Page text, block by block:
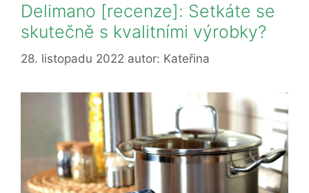
Delimano [recenze]: Setkáte se
skutečně s kvalitními výrobky?
28. listopadu 2022 autor: Kateřina